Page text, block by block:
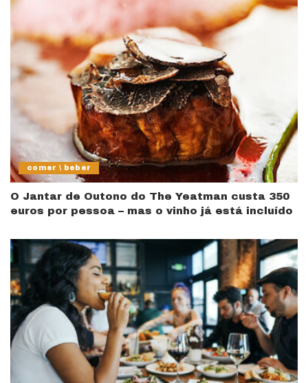
comer \ beber
O Jantar de Outono do The Yeatman custa 350
euros por pessoa – mas o vinho já está incluído